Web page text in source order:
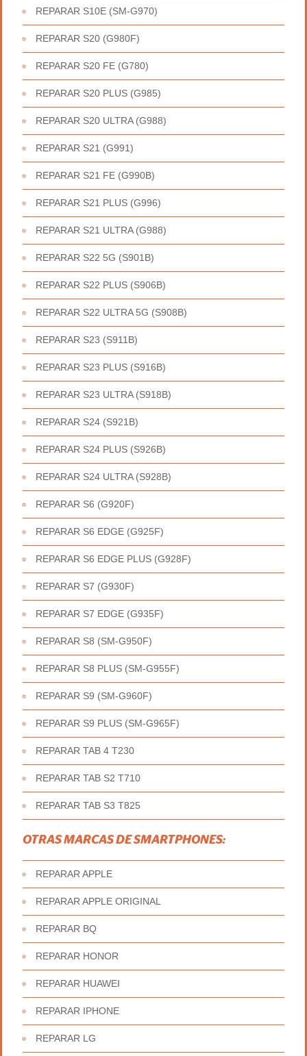
REPARAR S10E (SM-G970)
REPARAR S20 (G980F)
REPARAR S20 FE (G780)
REPARAR S20 PLUS (G985)
REPARAR S20 ULTRA (G988)
REPARAR S21 (G991)
REPARAR S21 FE (G990B)
REPARAR S21 PLUS (G996)
REPARAR S21 ULTRA (G988)
REPARAR S22 5G (S901B)
REPARAR S22 PLUS (S906B)
REPARAR S22 ULTRA 5G (S908B)
REPARAR S23 (S911B)
REPARAR S23 PLUS (S916B)
REPARAR S23 ULTRA (S918B)
REPARAR S24 (S921B)
REPARAR S24 PLUS (S926B)
REPARAR S24 ULTRA (S928B)
REPARAR S6 (G920F)
REPARAR S6 EDGE (G925F)
REPARAR S6 EDGE PLUS (G928F)
REPARAR S7 (G930F)
REPARAR S7 EDGE (G935F)
REPARAR S8 (SM-G950F)
REPARAR S8 PLUS (SM-G955F)
REPARAR S9 (SM-G960F)
REPARAR S9 PLUS (SM-G965F)
REPARAR TAB 4 T230
REPARAR TAB S2 T710
REPARAR TAB S3 T825
OTRAS MARCAS DE SMARTPHONES:
REPARAR APPLE
REPARAR APPLE ORIGINAL
REPARAR BQ
REPARAR HONOR
REPARAR HUAWEI
REPARAR IPHONE
REPARAR LG